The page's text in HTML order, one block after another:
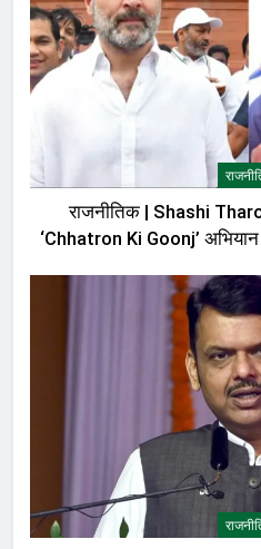
राजनीतिक | Shashi
‘Chhatron Ki Goonj’ अभियान